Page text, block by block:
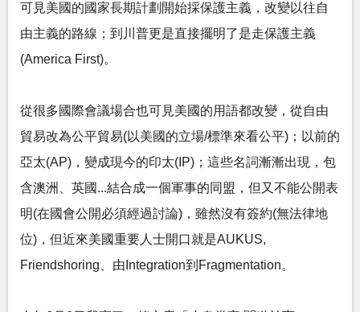
可見美國的國家長期計劃開始採保護主義，改變以往自
由主義的路線；到川普更是直接擺明了是走保護主義
(America First)。
從很多國際會議場合也可見美國的用語都改變，從自由
貿易改為公平貿易(以美國的立場/標準來看公平)；以前的
亞太(AP)，變成現今的印太(IP)；這些名詞漸漸出現，包
含澳洲、英國...結合成一個軍事的同盟，但又不能公開表
明(在國會公開必須經過討論)，雖然沒有簽約(無法律地
位)，但近來美國重要人士開口就是AUKUS,
Friendshoring、由Integration到Fragmentation。